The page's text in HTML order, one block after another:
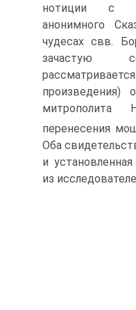
нотиции с
анонимного
чудесах свв.
зачастую
произведения)
митрополита
перенесения
Оба
и
из